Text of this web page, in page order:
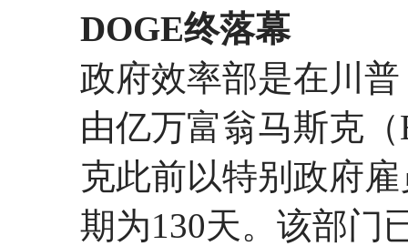
DOGE终落幕
政府效率部是在川
由亿万富翁马斯克
克此前以特别政府
期为130天。该部门